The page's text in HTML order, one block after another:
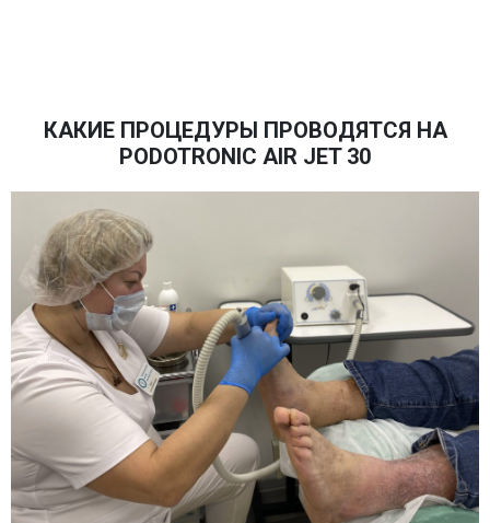
КАКИЕ ПРОЦЕДУРЫ ПРОВОДЯТСЯ НА
PODOTRONIC AIR JET 30